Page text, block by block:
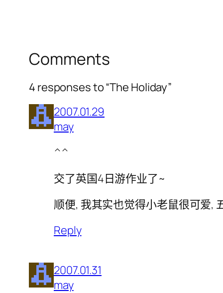
Comments
4 responses to “The Holiday”
2007.01.29
may
^^
交了英国4日游作业了~
顺便, 我其实也觉得小老鼠很可爱,
Reply
2007.01.31
may